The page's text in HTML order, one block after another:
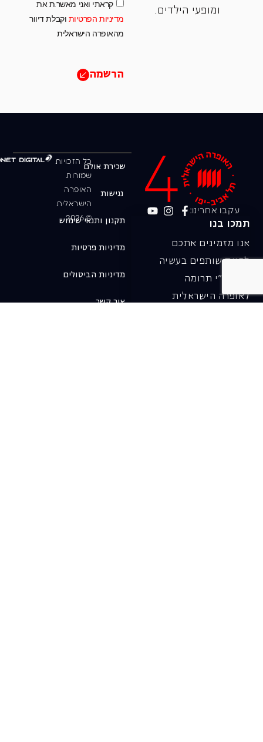
ומופעי הילדים.
קראתי ואני מאשר.ת את
מדיניות הפרטיות וקבלת דיוור
מהאופרה הישראלית
הרשמה
עקבו אחרינו:
תמכו בנו
אנו מזמינים אתכם
להיות שותפים בעשיה
שלנו ע"י תרומה
לאופרה הישראלית
כל הזכויות
שמורות
האופרה
הישראלית
© 2026
שכירת אולם
נגישות
תקנון ותנאי שימוש
מדיניות פרטיות
מדיניות הביטולים
צור קשר